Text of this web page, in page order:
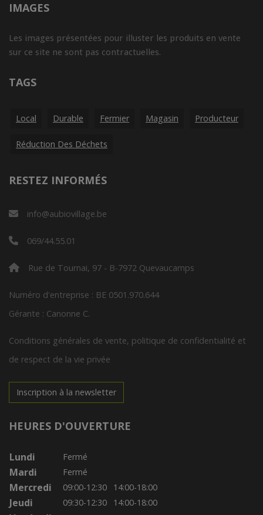
IMAGES
Les images présentées pour illuster les produits en vente
sur ce site ne sont pas contractuelles.
TAGS
Local Durable Fermier Magasin Producteur
Réduction Des Déchets
RESTEZ INFORMÉS
info@aubiovillage.be
069/44.55.01
Rue de Tournai, 97 - B-7972 Quevaucamps
Numéro d'entreprise : BE 0501.970.644
Gérante : Canonne C.
Conditions générales de vente, politique de confidentialité et
de respect de la vie privée
Inscription à la newsletter
HEURES D'OUVERTURE
Lundi Fermé
Mardi Fermé
Mercredi 09:00-12:30 14:00-18:00
Jeudi 09:30-12:30 14:00-18:00